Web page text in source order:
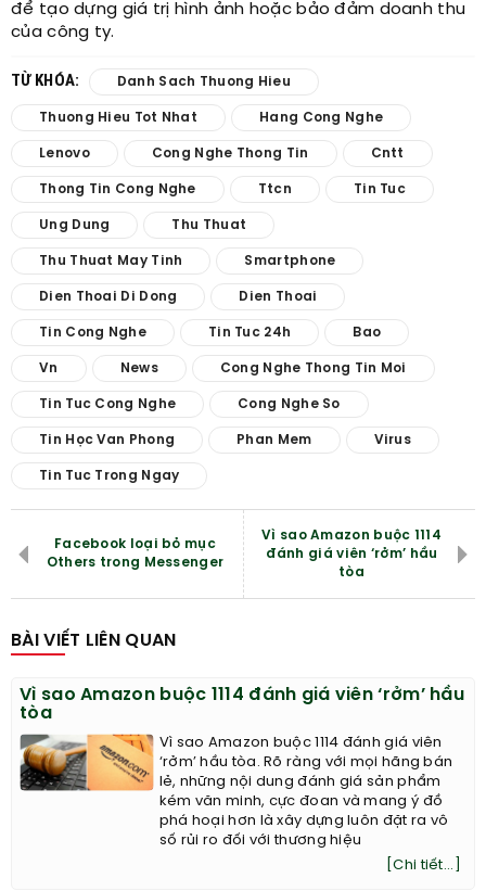
để tạo dựng giá trị hình ảnh hoặc bảo đảm doanh thu
của công ty.
TỪ KHÓA: Danh Sach Thuong Hieu
Thuong Hieu Tot Nhat Hang Cong Nghe
Lenovo Cong Nghe Thong Tin Cntt
Thong Tin Cong Nghe Ttcn Tin Tuc
Ung Dung Thu Thuat
Thu Thuat May Tinh Smartphone
Dien Thoai Di Dong Dien Thoai
Tin Cong Nghe Tin Tuc 24h Bao
Vn News Cong Nghe Thong Tin Moi
Tin Tuc Cong Nghe Cong Nghe So
Tin Học Van Phong Phan Mem Virus
Tin Tuc Trong Ngay
Facebook loại bỏ mục
Others trong Messenger
Vì sao Amazon buộc 1114
đánh giá viên ‘rởm’ hầu
tòa
BÀI VIẾT LIÊN QUAN
Vì sao Amazon buộc 1114 đánh giá viên ‘rởm’ hầu
tòa
Vì sao Amazon buộc 1114 đánh giá viên
‘rởm’ hầu tòa. Rõ ràng với mọi hãng bán
lẻ, những nội dung đánh giá sản phẩm
kém văn minh, cực đoan và mang ý đồ
phá hoại hơn là xây dựng luôn đặt ra vô
số rủi ro đối với thương hiệu
[Chi tiết...]